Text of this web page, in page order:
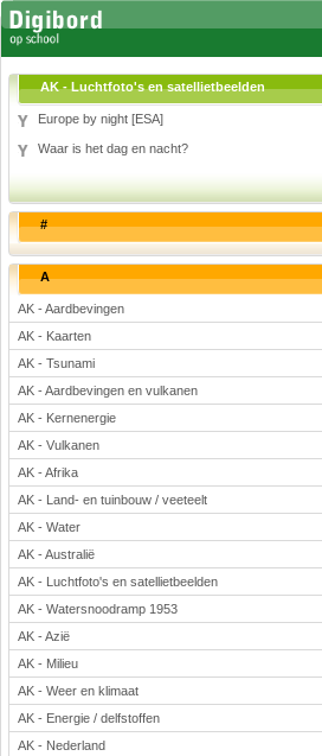
Aardrijkskunde
Biologie
Engels
Frans, Duits, Chinees, Spaans
Geschiedenis
Handvaardigheid en Tekenen
Kunst en Cultuur
Levensbeschouwing
Lichamelijke opvoeding
Muziek
Natuurkunde
Nederlands
Rekenen
Scheikunde
Sport
Techniek
Verkeer
Wiskunde
Onderwerpen
AK - Luchtfoto's en satellietbeelden
Europe by night [ESA]
Waar is het dag en nacht?
#
A
AK - Aardbevingen
AK - Kaarten
AK - Tsunami
AK - Aardbevingen en vulkanen
AK - Kernenergie
AK - Vulkanen
AK - Afrika
AK - Land- en tuinbouw / veeteelt
AK - Water
AK - Australië
AK - Luchtfoto's en satellietbeelden
AK - Watersnoodramp 1953
AK - Azië
AK - Milieu
AK - Weer en klimaat
AK - Energie / delfstoffen
AK - Nederland